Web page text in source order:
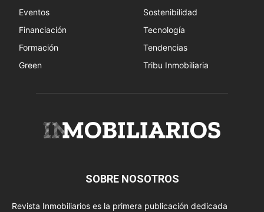
Eventos
Financiación
Formación
Green
Sostenibilidad
Tecnología
Tendencias
Tribu Inmobiliaria
SOBRE NOSOTROS
Revista Inmobiliarios es la primera publicación dedicada